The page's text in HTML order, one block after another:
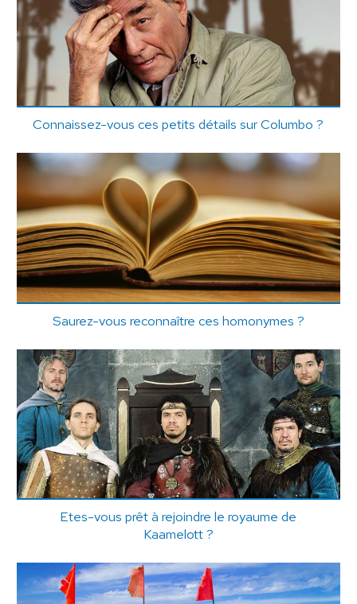
Connaissez-vous ces petits détails sur Columbo ?
Saurez-vous reconnaître ces homonymes ?
Etes-vous prêt à rejoindre le royaume de
Kaamelott ?